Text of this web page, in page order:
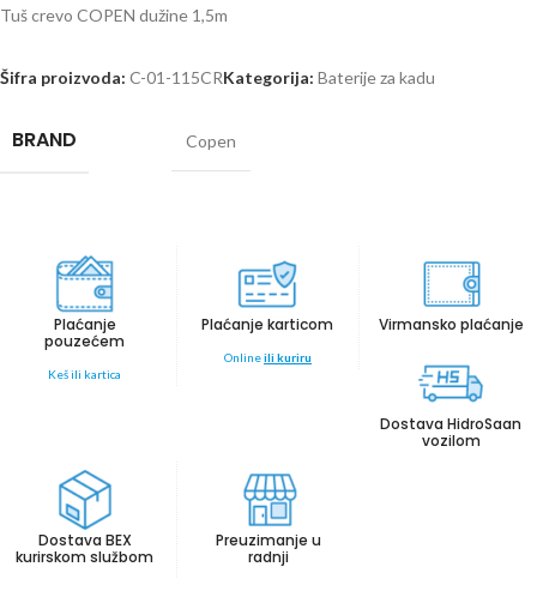
Tuš crevo COPEN dužine 1,5m
Šifra proizvoda: C-01-115CRKategorija: Baterije za kadu
BRAND Copen
Plaćanje
pouzećem
Keš ili kartica
Plaćanje karticom
Onlineili kuriru
Virmansko plaćanje
Dostava HidroSaan
vozilom
Dostava BEX
kurirskom službom
Preuzimanje u
radnji